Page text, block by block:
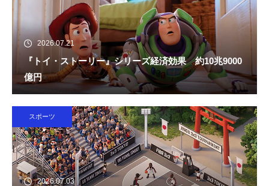
2026.07.21
『トイ・ストーリー』シリーズ経済効果 約10兆9000
億円
スポーツ
2026.07.03